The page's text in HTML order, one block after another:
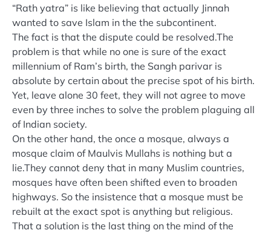
“Rath yatra” is like believing that actually Jinnah
wanted to save Islam in the the subcontinent.
The fact is that the dispute could be resolved.The
problem is that while no one is sure of the exact
millennium of Ram’s birth, the Sangh parivar is
absolute by certain about the precise spot of his birth.
Yet, leave alone 30 feet, they will not agree to move
even by three inches to solve the problem plaguing all
of Indian society.
On the other hand, the once a mosque, always a
mosque claim of Maulvis Mullahs is nothing but a
lie.They cannot deny that in many Muslim countries,
mosques have often been shifted even to broaden
highways. So the insistence that a mosque must be
rebuilt at the exact spot is anything but religious.
That a solution is the last thing on the mind of the